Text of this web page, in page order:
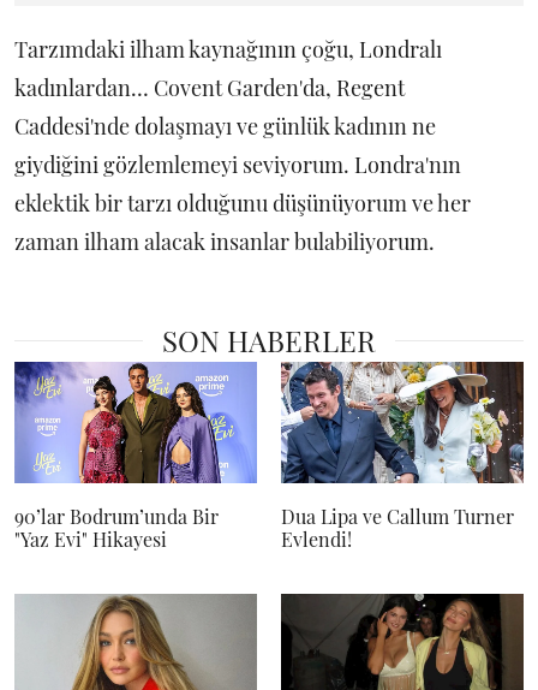
Tarzımdaki ilham kaynağının çoğu, Londralı
kadınlardan… Covent Garden'da, Regent
Caddesi'nde dolaşmayı ve günlük kadının ne
giydiğini gözlemlemeyi seviyorum. Londra'nın
eklektik bir tarzı olduğunu düşünüyorum ve her
zaman ilham alacak insanlar bulabiliyorum.
SON HABERLER
90’lar Bodrum’unda Bir
"Yaz Evi" Hikayesi
Dua Lipa ve Callum Turner
Evlendi!